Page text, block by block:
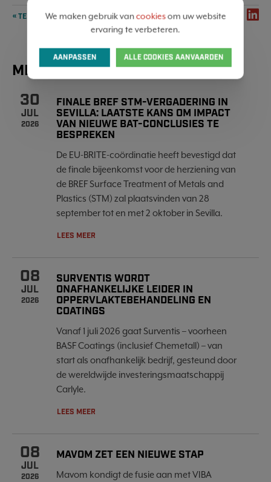
« TERUG NAAR OVERZICHT SHARE
MEER NIEUWS
30
JUL
2026
FINALE BREF STM-VERGADERING IN
SEVILLA: LAATSTE KANS OM IMPACT
VAN NIEUWE BAT-CONCLUSIES TE
BESPREKEN
De EU-BRITE-coördinatie heeft bevestigd dat
de finale bijeenkomst voor de herziening van
de BREF Surface Treatment of Metals and
Plastics (STM) zal plaatsvinden van 28
september tot en met 2 oktober in Sevilla.
LEES MEER
08
JUL
2026
SURVENTIS WORDT
ONAFHANKELIJKE LEIDER IN
OPPERVLAKTEBEHANDELING EN
COATINGS
Vanaf 1 juli 2026 gaat Surventis – voorheen
BASF Coatings (inclusief Chemetall) – van
start als onafhankelijk bedrijf, gesteund door
de wereldwijde investeringsmaatschappij
Carlyle.
LEES MEER
08
JUL
2026
MAVOM ZET EEN NIEUWE STAP
Mavom kondigt de fusie aan met VIBA
We maken gebruik vancookiesom uw website
ervaring te verbeteren.
AANPASSEN ALLE COOKIES AANVAARDEN